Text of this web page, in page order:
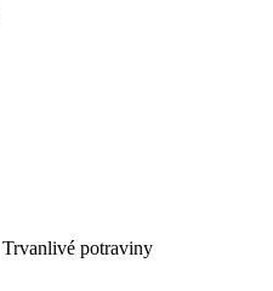
Trvanlivé potraviny